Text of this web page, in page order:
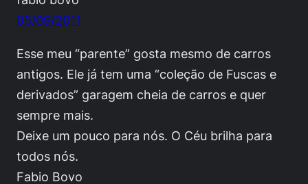
05/09/2011
Esse meu “parente” gosta mesmo de carros
antigos. Ele já tem uma “coleção de Fuscas e
derivados” garagem cheia de carros e quer
sempre mais.
Deixe um pouco para nós. O Céu brilha para
todos nós.
Fabio Bovo